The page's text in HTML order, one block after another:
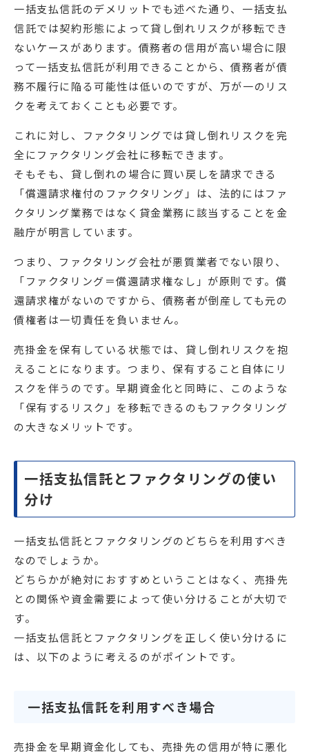
一括支払信託のデメリットでも述べた通り、一括支払
信託では契約形態によって貸し倒れリスクが移転でき
ないケースがあります。債務者の信用が高い場合に限
って一括支払信託が利用できることから、債務者が債
務不履行に陥る可能性は低いのですが、万が一のリス
クを考えておくことも必要です。
これに対し、ファクタリングでは貸し倒れリスクを完
全にファクタリング会社に移転できます。
そもそも、貸し倒れの場合に買い戻しを請求できる
「償還請求権付のファクタリング」は、法的にはファ
クタリング業務ではなく貸金業務に該当することを金
融庁が明言しています。
つまり、ファクタリング会社が悪質業者でない限り、
「ファクタリング＝償還請求権なし」が原則です。償
還請求権がないのですから、債務者が倒産しても元の
債権者は一切責任を負いません。
売掛金を保有している状態では、貸し倒れリスクを抱
えることになります。つまり、保有すること自体にリ
スクを伴うのです。早期資金化と同時に、このような
「保有するリスク」を移転できるのもファクタリング
の大きなメリットです。
一括支払信託とファクタリングの使い
分け
一括支払信託とファクタリングのどちらを利用すべき
なのでしょうか。
どちらかが絶対におすすめということはなく、売掛先
との関係や資金需要によって使い分けることが大切で
す。
一括支払信託とファクタリングを正しく使い分けるに
は、以下のように考えるのがポイントです。
一括支払信託を利用すべき場合
売掛金を早期資金化しても、売掛先の信用が特に悪化